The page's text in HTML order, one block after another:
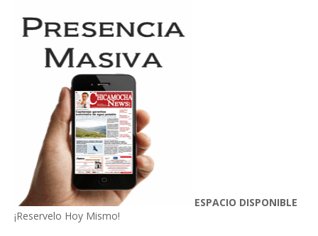
ESPACIO DISPONIBLE
¡Reservelo Hoy Mismo!